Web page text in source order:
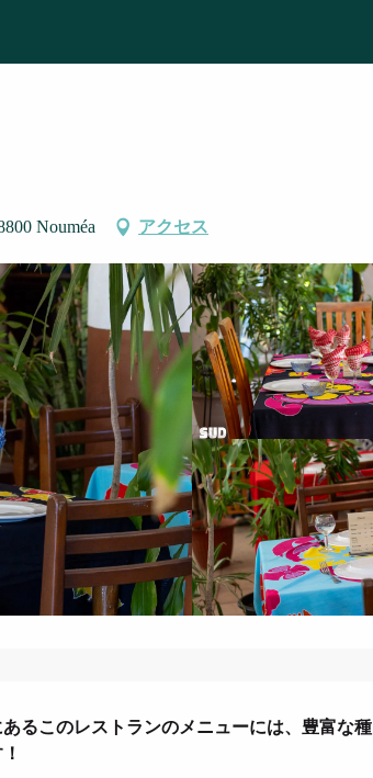
Nouméa アクセス
るこのレストランのメニューには、豊富な種